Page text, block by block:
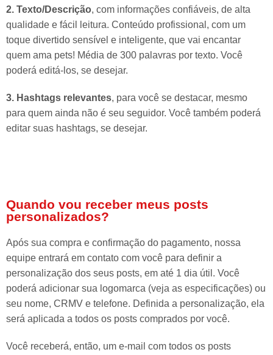
2. Texto/Descrição, com informações confiáveis, de alta
qualidade e fácil leitura. Conteúdo profissional, com um
toque divertido sensível e inteligente, que vai encantar
quem ama pets! Média de 300 palavras por texto. Você
poderá editá-los, se desejar.
3. Hashtags relevantes, para você se destacar, mesmo
para quem ainda não é seu seguidor. Você também poderá
editar suas hashtags, se desejar.
Quando vou receber meus posts
personalizados?
Após sua compra e confirmação do pagamento, nossa
equipe entrará em contato com você para definir a
personalização dos seus posts, em até 1 dia útil. Você
poderá adicionar sua logomarca (veja as especificações) ou
seu nome, CRMV e telefone. Definida a personalização, ela
será aplicada a todos os posts comprados por você.
Você receberá, então, um e-mail com todos os posts